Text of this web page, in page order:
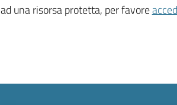
una risorsa protetta, per favore